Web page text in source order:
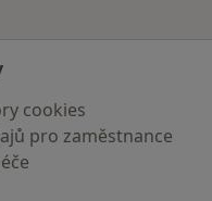
cookies
pro zaměstnance